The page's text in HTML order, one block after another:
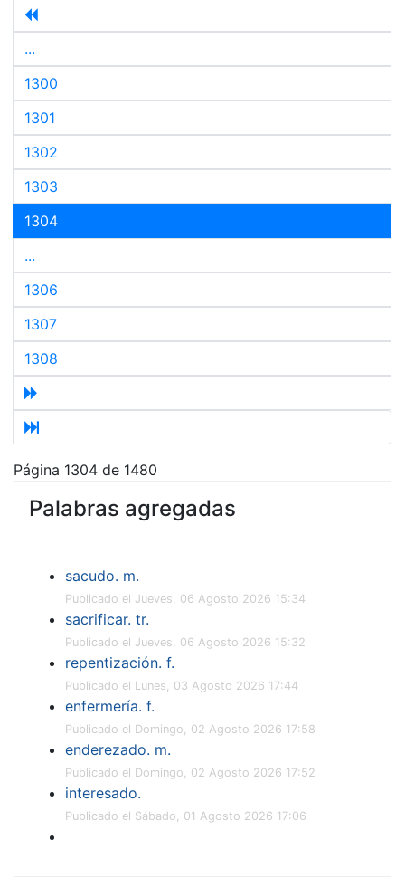
...
1300
1301
1302
1303
1304
...
1306
1307
1308
Página 1304 de 1480
Palabras agregadas
sacudo. m.
Publicado el Jueves, 06 Agosto 2026 15:34
sacrificar. tr.
Publicado el Jueves, 06 Agosto 2026 15:32
repentización. f.
Publicado el Lunes, 03 Agosto 2026 17:44
enfermería. f.
Publicado el Domingo, 02 Agosto 2026 17:58
enderezado. m.
Publicado el Domingo, 02 Agosto 2026 17:52
interesado.
Publicado el Sábado, 01 Agosto 2026 17:06